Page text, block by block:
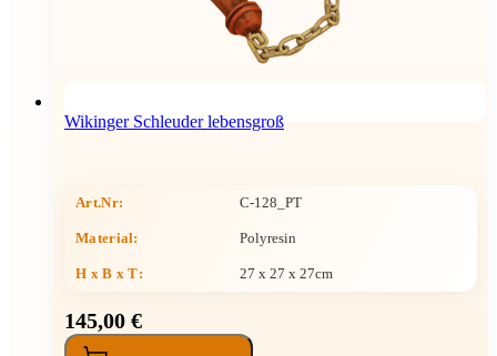
Wikinger Schleuder lebensgroß
Art.Nr: C-128_PT
Material: Polyresin
H x B x T: 27 x 27 x 27cm
145,00 €